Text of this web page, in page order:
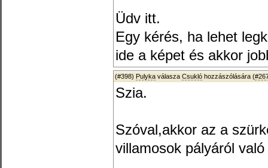
Üdv itt.
Egy kérés, ha lehet
ide a képet és akkor
(#398) Pulyka válasza Csukló hozzászólására (
Szia.
Szóval,akkor az a
villamosok pályáról